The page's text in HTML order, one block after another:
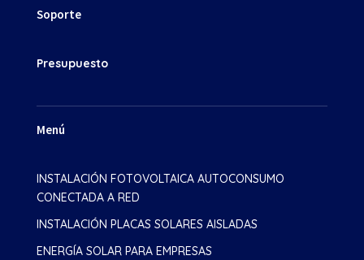
Soporte
Presupuesto
Menú
INSTALACIÓN FOTOVOLTAICA AUTOCONSUMO
CONECTADA A RED
INSTALACIÓN PLACAS SOLARES AISLADAS
ENERGÍA SOLAR PARA EMPRESAS